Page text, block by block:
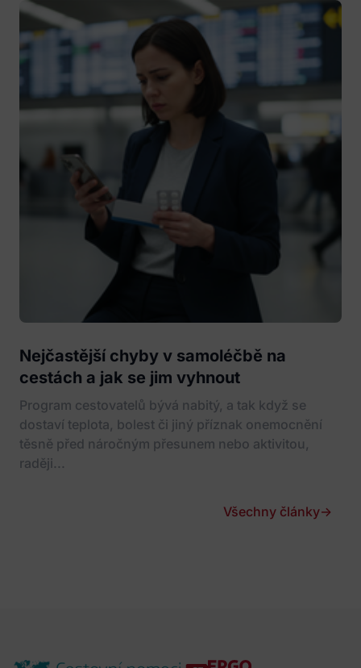
Nejčastější chyby v samoléčbě na
cestách a jak se jim vyhnout
Program cestovatelů bývá nabitý, a tak když se
dostaví teplota, bolest či jiný příznak onemocnění
těsně před náročným přesunem nebo aktivitou,
raději...
Všechny články→